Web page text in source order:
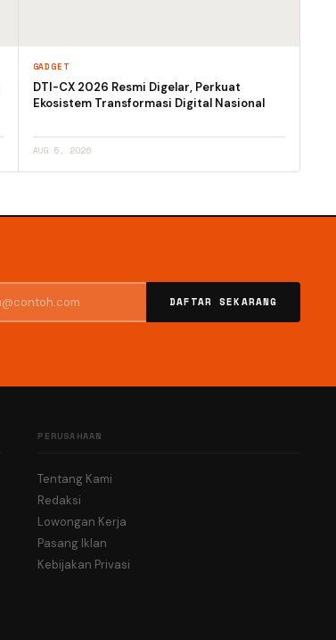
GADGET
DTI-CX 2026 Resmi Digelar, Perkuat
Ekosistem Transformasi Digital Nasional
AUG 5, 2026
DAFTAR SEKARANG
PERUSAHAAN
Tentang Kami
Redaksi
Lowongan Kerja
Pasang Iklan
Kebijakan Privasi